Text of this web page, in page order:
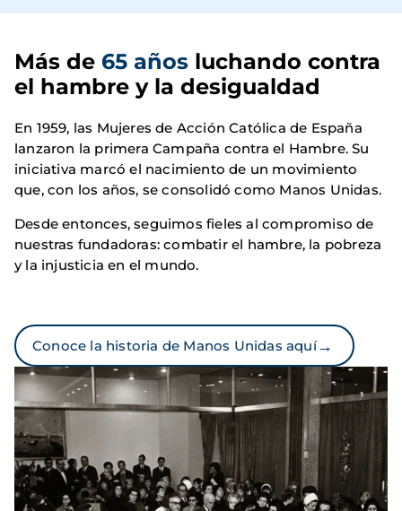
Más de 65 años luchando contra
el hambre y la desigualdad
En 1959, las Mujeres de Acción Católica de España
lanzaron la primera Campaña contra el Hambre. Su
iniciativa marcó el nacimiento de un movimiento
que, con los años, se consolidó como Manos Unidas.
Desde entonces, seguimos fieles al compromiso de
nuestras fundadoras: combatir el hambre, la pobreza
y la injusticia en el mundo.
Conoce la historia de Manos Unidas aquí→